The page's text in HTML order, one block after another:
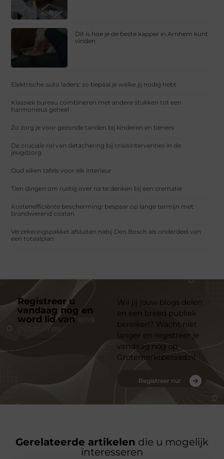
Dit is hoe je de beste kapper in Arnhem kunt
vinden
Elektrische auto laders: zo bepaal je welke jij nodig hebt
Klassiek bureau combineren met andere stukken tot een
harmonieus geheel
Zo zorg je voor gezonde tanden bij kinderen en tieners
De cruciale rol van detachering bij crisisinterventies in de
jeugdzorg
Oud eiken tafels voor elk interieur
Tien dingen om rustig over na te denken bij een crematie
Kostenefficiënte bescherming: bespaar op lange termijn met
brandwerend coaten
Verzekeringspakket afsluiten nabij Den Bosch als onderdeel van
een totaalplan
Registreer u
vandaag nog en
word lid van
platform
Wil jij jouw blogs delen
en een breed publiek
bereiken? Wacht niet
langer en registreer je
vandaag nog op
Grotemarktberaad.nl
Registreer nu!
Gerelateerde artikelen die u mogelijk
interesseren